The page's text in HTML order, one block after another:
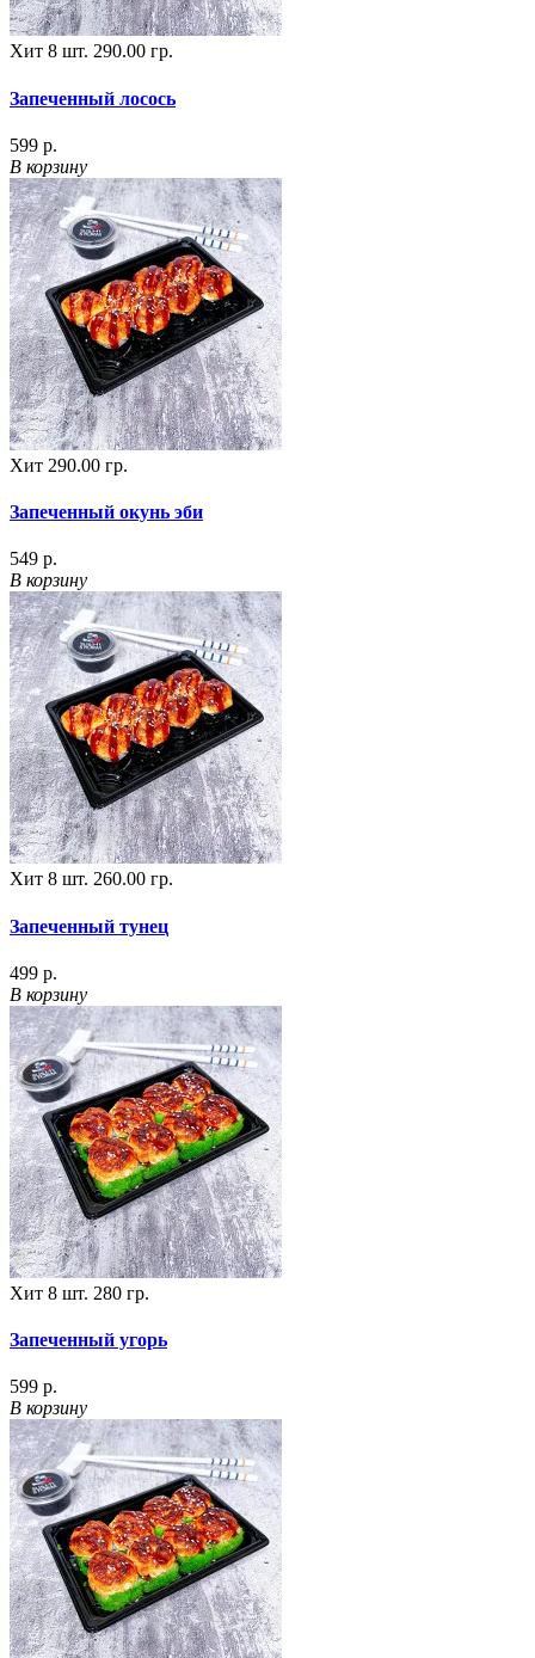
Хит 8 шт. 290.00 гр.
Запеченный лосось
599 р.
В корзину
Хит 290.00 гр.
Запеченный окунь эби
549 р.
В корзину
Хит 8 шт. 260.00 гр.
Запеченный тунец
499 р.
В корзину
Хит 8 шт. 280 гр.
Запеченный угорь
599 р.
В корзину